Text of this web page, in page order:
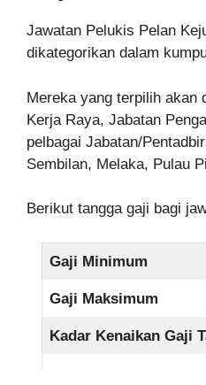
Jawatan Pelukis Pelan
dikategorikan dalam
Mereka yang terpilih akan
Kerja Raya, Jabatan
pelbagai Jabatan/
Sembilan, Melaka, Pulau
Berikut tangga gaji bagi
Gaji Minimum
Gaji Maksimum
Kadar Kenaikan Gaji